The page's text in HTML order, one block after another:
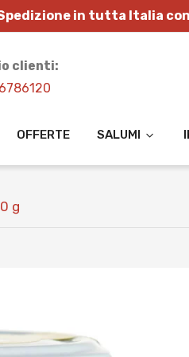
in tutta Italia con
clienti:
OFFERTE SALUMI
g